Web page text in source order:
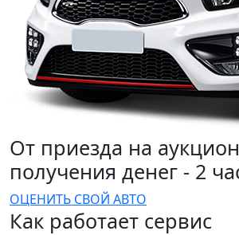
От приезда на
получения денег - 2
ОЦЕНИТЬ СВОЙ АВТО
Как работает сервис